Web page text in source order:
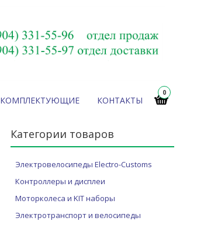
0
КОМПЛЕКТУЮЩИЕ КОНТАКТЫ
Категории товаров
Электровелосипеды Electro-Customs
Контроллеры и дисплеи
Моторколеса и KIT наборы
Электротранспорт и велосипеды